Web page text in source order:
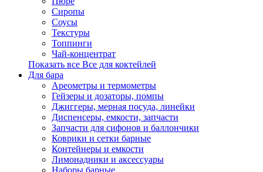
Сиропы
Соусы
Текстуры
Топпинги
Чай-концентрат
Показать все Все для коктейлей
Для бара
Ареометры и термометры
Гейзеры и дозаторы, помпы
Джиггеры, мерная посуда, линейки
Диспенсеры, емкости, запчасти
Запчасти для сифонов и баллончики
Коврики и сетки барные
Контейнеры и емкости
Лимонадники и аксессуары
Наборы барные